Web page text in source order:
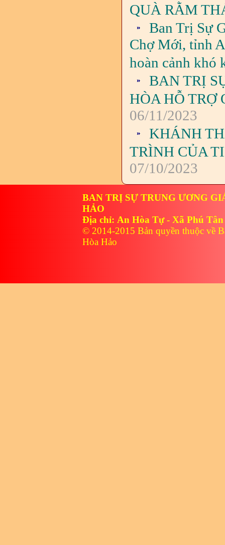
QUÀ RẰM
Ban Trị Sự
Chợ Mới, tỉnh
hoàn cảnh khó
BAN TRỊ
HÒA HỖ TRỢ
06/11/2023
KHÁNH
TRÌNH CỦA
07/10/2023
BAN TRỊ SỰ TRUNG ƯƠNG
HẢO
Địa chỉ: An Hòa Tự - Xã Phú
© 2014-2015 Bản quyền thuộc về
Hòa Hảo